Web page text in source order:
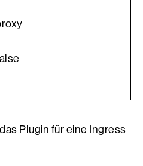
Plugin für eine Ingress